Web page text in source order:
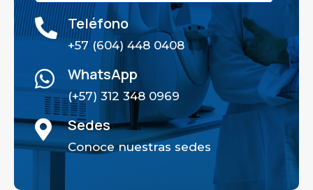
 Teléfono
+57 (604) 448 0408
 WhatsApp
(+57) 312 348 0969
 Sedes
Conoce nuestras sedes